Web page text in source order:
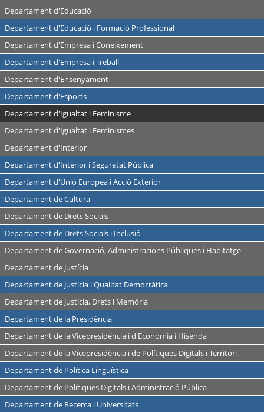
Departament d'Educació
Departament d'Educació i Formació Professional
Departament d'Empresa i Coneixement
Departament d'Empresa i Treball
Departament d'Ensenyament
Departament d'Esports
Departament d'Igualtat i Feminisme
Departament d'Igualtat i Feminismes
Departament d'Interior
Departament d'Interior i Seguretat Pública
Departament d'Unió Europea i Acció Exterior
Departament de Cultura
Departament de Drets Socials
Departament de Drets Socials i Inclusió
Departament de Governació, Administracions Públiques i Habitatge
Departament de Justícia
Departament de Justícia i Qualitat Democràtica
Departament de Justícia, Drets i Memòria
Departament de la Presidència
Departament de la Vicepresidència i d'Economia i Hisenda
Departament de la Vicepresidència i de Polítiques Digitals i Territori
Departament de Política Lingüística
Departament de Polítiques Digitals i Administració Pública
Departament de Recerca i Universitats